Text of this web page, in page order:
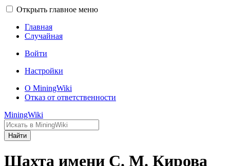
Открыть главное меню
Главная
Случайная
Войти
Настройки
О MiningWiki
Отказ от ответственности
MiningWiki
Найти
Шахта имени С. М. Кирова